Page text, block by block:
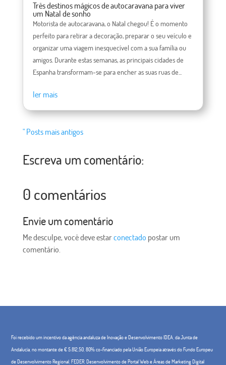
Três destinos mágicos de autocaravana para viver
um Natal de sonho
Motorista de autocaravana, o Natal chegou! É o momento
perfeito para retirar a decoração, preparar o seu veículo e
organizar uma viagem inesquecível com a sua família ou
amigos. Durante estas semanas, as principais cidades de
Espanha transformam-se para encher as suas ruas de...
ler mais
" Posts mais antigos
Escreva um comentário:
0 comentários
Envie um comentário
Me desculpe, você deve estarconectado postar um
comentário.
Foi recebido um incentivo da agência andaluza de Inovação e Desenvolvimento IDEA, da Junta de
Andalucía, no montante de € 5.812,50, 80% co-financiado pela União Europeia através do Fundo Europeu
de Desenvolvimento Regional, FEDER. Desenvolvimento de Portal Web e Áreas de Marketing Digital